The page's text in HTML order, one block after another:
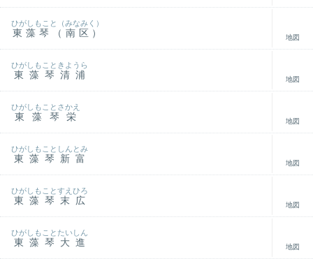
東藻琴（南区）
ひがしもこと（みなみく）
地図
東藻琴清浦
ひがしもこときようら
地図
東藻琴栄
ひがしもことさかえ
地図
東藻琴新富
ひがしもことしんとみ
地図
東藻琴末広
ひがしもことすえひろ
地図
東藻琴大進
ひがしもことたいしん
地図